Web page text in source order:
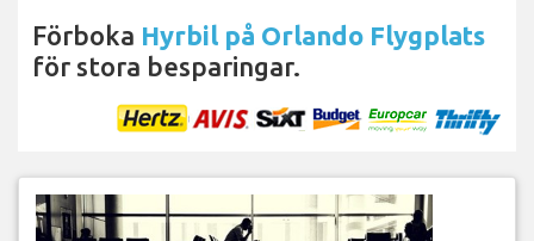
Förboka Hyrbil på Orlando Flygplats
för stora besparingar.